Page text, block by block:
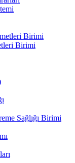
Birimi
Birimi
Sağlığı Birimi